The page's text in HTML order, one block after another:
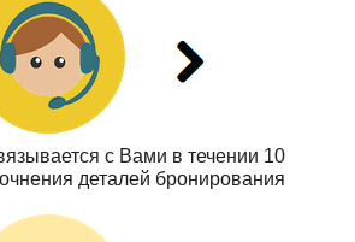
с Вами в течении 10
деталей бронирования